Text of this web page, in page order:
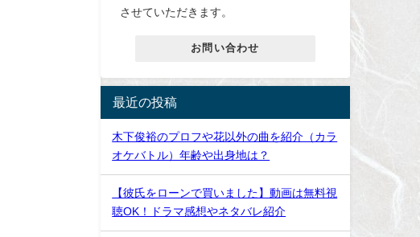
させていただきます。
お問い合わせ
最近の投稿
木下俊裕のプロフや花以外の曲を紹介（カラ
オケバトル）年齢や出身地は？
【彼氏をローンで買いました】動画は無料視
聴OK！ドラマ感想やネタバレ紹介